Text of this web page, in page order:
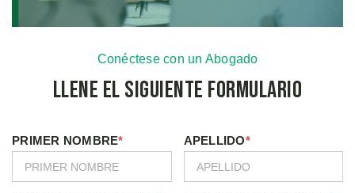
Conéctese con un Abogado
Llene el Siguiente Formulario
PRIMER NOMBRE* APELLIDO*